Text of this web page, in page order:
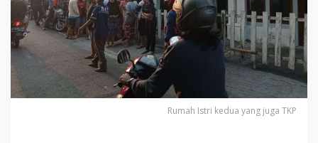
A
n
a
k
,
P
r
Rumah Istri kedua yang juga TKP